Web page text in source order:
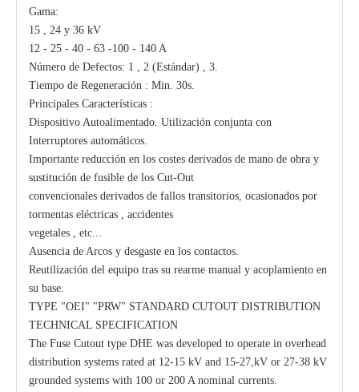
Gama:
15 , 24 y 36 kV
12 - 25 - 40 - 63 -100 - 140 A
Número de Defectos: 1 , 2 (Estándar) , 3.
Tiempo de Regeneración : Min. 30s.
Principales Características :
Dispositivo Autoalimentado. Utilización conjunta con
Interruptores automáticos.
Importante reducción en los costes derivados de mano de obra y
sustitución de fusible de los Cut-Out
convencionales derivados de fallos transitorios, ocasionados por
tormentas eléctricas , accidentes
vegetales , etc...
Ausencia de Arcos y desgaste en los contactos.
Reutilización del equipo tras su rearme manual y acoplamiento en
su base.
TYPE "OEI" "PRW" STANDARD CUTOUT DISTRIBUTION
TECHNICAL SPECIFICATION
The Fuse Cutout type DHE was developed to operate in overhead
distribution systems rated at 12-15 kV and 15-27,kV or 27-38 kV
grounded systems with 100 or 200 A nominal currents.